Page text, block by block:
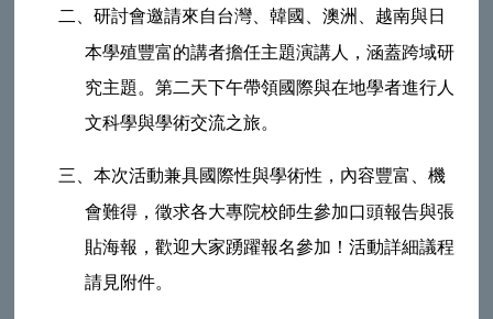
二、研討會邀請來自台灣、韓國、澳洲、越南與日
本學殖豐富的講者擔任主題演講人，涵蓋跨域研
究主題。第二天下午帶領國際與在地學者進行人
文科學與學術交流之旅。
三、本次活動兼具國際性與學術性，內容豐富、機
會難得，徵求各大專院校師生參加口頭報告與張
貼海報，歡迎大家踴躍報名參加！活動詳細議程
請見附件。